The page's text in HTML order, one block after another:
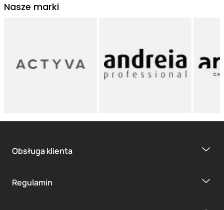
Nasze marki
Obsługa klienta
Regulamin